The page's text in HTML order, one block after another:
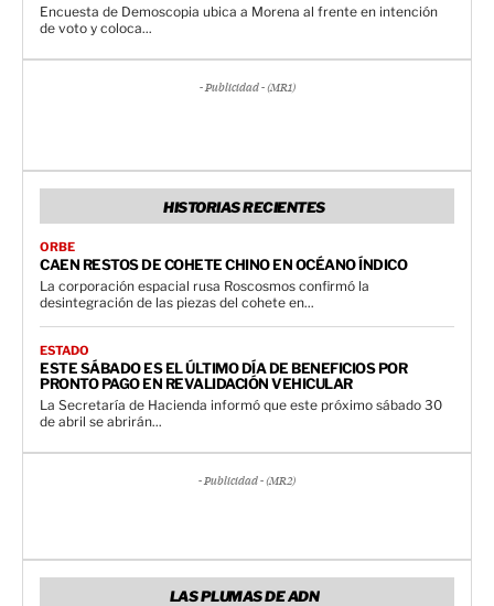
Encuesta de Demoscopia ubica a Morena al frente en intención
de voto y coloca...
- Publicidad - (MR1)
HISTORIAS RECIENTES
ORBE
CAEN RESTOS DE COHETE CHINO EN OCÉANO ÍNDICO
La corporación espacial rusa Roscosmos confirmó la
desintegración de las piezas del cohete en...
ESTADO
ESTE SÁBADO ES EL ÚLTIMO DÍA DE BENEFICIOS POR
PRONTO PAGO EN REVALIDACIÓN VEHICULAR
La Secretaría de Hacienda informó que este próximo sábado 30
de abril se abrirán...
- Publicidad - (MR2)
LAS PLUMAS DE ADN